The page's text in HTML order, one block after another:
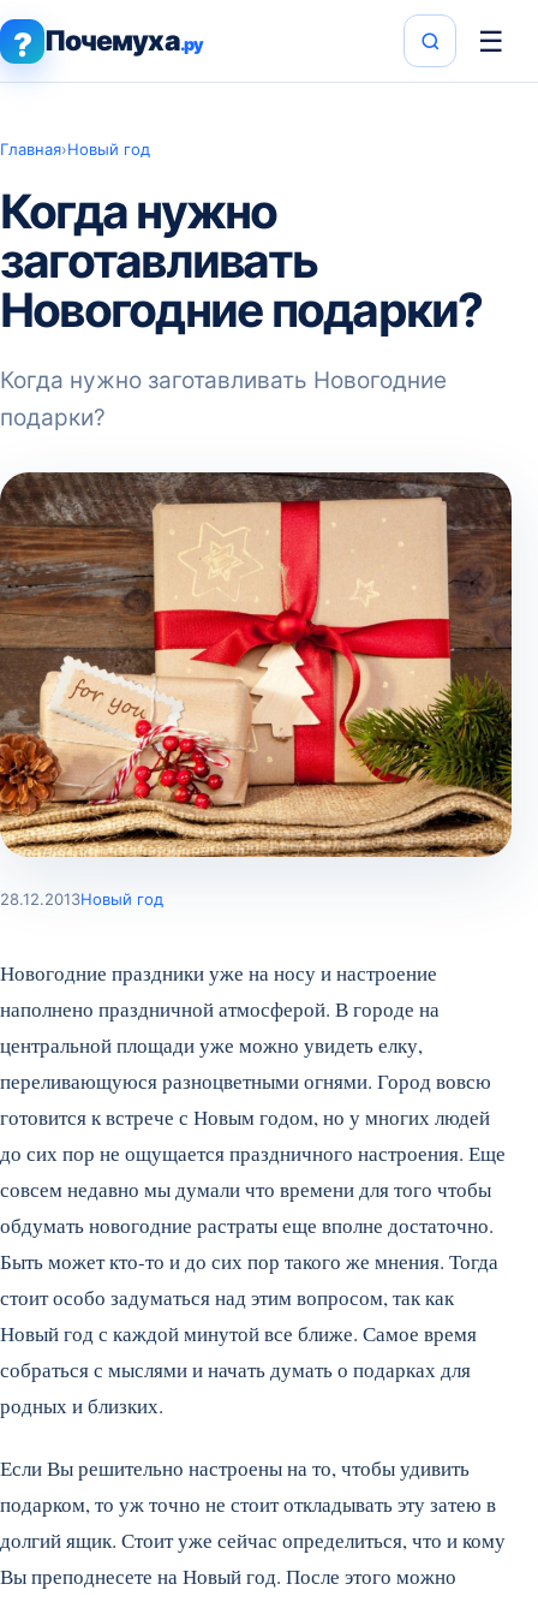
? Почемуха.ру ☰
Главная›Новый год
Когда нужно
заготавливать
Новогодние подарки?
Когда нужно заготавливать Новогодние
подарки?
28.12.2013Новый год
Новогодние праздники уже на носу и настроение
наполнено праздничной атмосферой. В городе на
центральной площади уже можно увидеть елку,
переливающуюся разноцветными огнями. Город вовсю
готовится к встрече с Новым годом, но у многих людей
до сих пор не ощущается праздничного настроения. Еще
совсем недавно мы думали что времени для того чтобы
обдумать новогодние растраты еще вполне достаточно.
Быть может кто-то и до сих пор такого же мнения. Тогда
стоит особо задуматься над этим вопросом, так как
Новый год с каждой минутой все ближе. Самое время
собраться с мыслями и начать думать о подарках для
родных и близких.
Если Вы решительно настроены на то, чтобы удивить
подарком, то уж точно не стоит откладывать эту затею в
долгий ящик. Стоит уже сейчас определиться, что и кому
Вы преподнесете на Новый год. После этого можно